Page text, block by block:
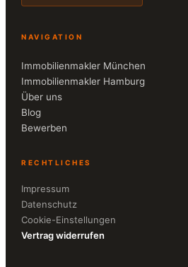
NAVIGATION
Immobilienmakler München
Immobilienmakler Hamburg
Über uns
Blog
Bewerben
RECHTLICHES
Impressum
Datenschutz
Cookie-Einstellungen
Vertrag widerrufen